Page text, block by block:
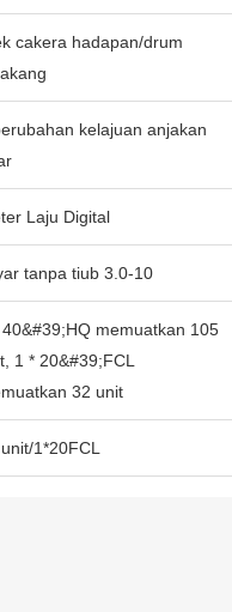
cakera hadapan/drum
kelajuan anjakan
Laju Digital
tanpa tiub 3.0-10
40&#39;HQ memuatkan 105
1 * 20&#39;FCL
32 unit
1*20FCL